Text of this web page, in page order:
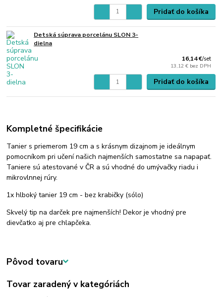
Pridať do košíka
Detská súprava porcelánu SLON 3-
dielna
16,14 €/set
13,12 € bez DPH
Pridať do košíka
Kompletné špecifikácie
Tanier s priemerom 19 cm a s krásnym dizajnom je ideálnym
pomocníkom pri učení našich najmenších samostatne sa napapať.
Taniere sú atestované v ČR a sú vhodné do umývačky riadu i
mikrovlnnej rúry.
1x hlboký tanier 19 cm - bez krabičky (sólo)
Skvelý tip na darček pre najmenších! Dekor je vhodný pre
dievčatko aj pre chlapčeka.
Pôvod tovaru
Tovar zaradený v kategóriách